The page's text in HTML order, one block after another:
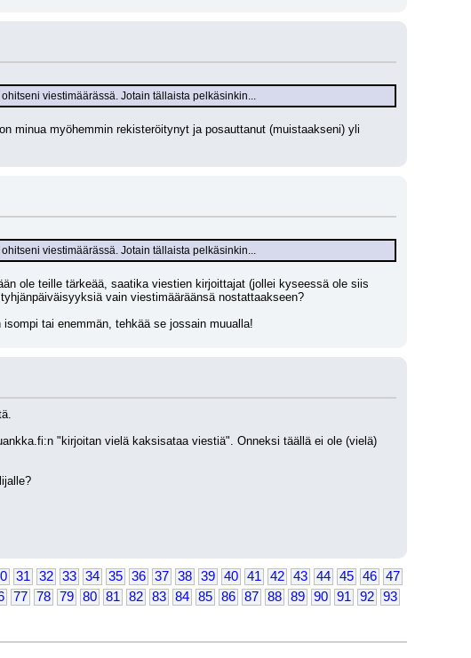
viestimäärässä. Jotain tällaista pelkäsinkin...
minua myöhemmin rekisteröitynyt ja posauttanut (muistaakseni) yli
viestimäärässä. Jotain tällaista pelkäsinkin...
ole teille tärkeää, saatika viestien kirjoittajat (jollei kyseessä ole siis
vain viestimääräänsä nostattaakseen?
tai enemmän, tehkää se jossain muualla!
"kirjoitan vielä kaksisataa viestiä". Onneksi täällä ei ole (vielä)
31 32 33 34 35 36 37 38 39 40 41 42 43 44 45 46
47
77 78 79 80 81 82 83 84 85 86 87 88 89 90 91 92
93